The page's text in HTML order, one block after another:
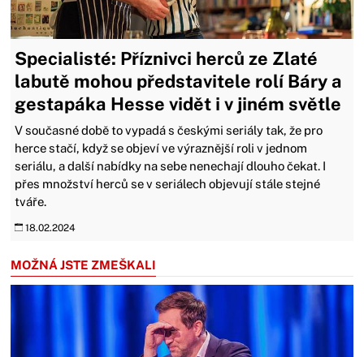
Specialisté: Příznivci herců ze Zlaté
labutě mohou představitele rolí Báry a
gestapáka Hesse vidět i v jiném světle
V současné době to vypadá s českými seriály tak, že pro
herce stačí, když se objeví ve výraznější roli v jednom
seriálu, a další nabídky na sebe nenechají dlouho čekat. I
přes množství herců se v seriálech objevují stále stejné
tváře.
18.02.2024
MOŽNÁ JSTE ZMEŠKALI